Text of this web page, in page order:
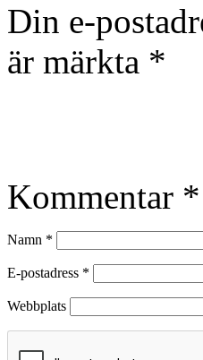
Din e-
är märkta *
Kommentar *
Namn *
E-postadress *
Webbplats